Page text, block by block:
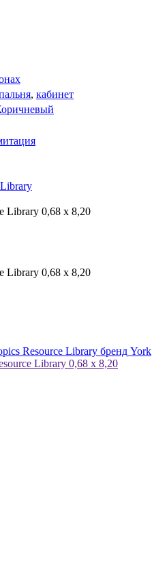
, кабинет
Library 0,68 x 8,20
Library 0,68 x 8,20
Resource Library бренд York
Library 0,68 x 8,20